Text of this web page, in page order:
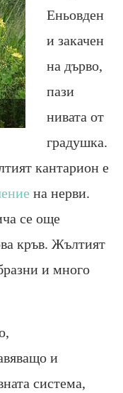
Еньовден
и закачен
на дърво,
пази
нивата от
градушка.
кантарион е
на нерви.
се още
кръв. Жълтият
и много
и
система,